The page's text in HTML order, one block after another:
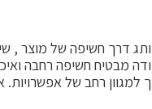
דרך חשיפה של מוצר ,
מבטיח חשיפה רחבה
רחב של